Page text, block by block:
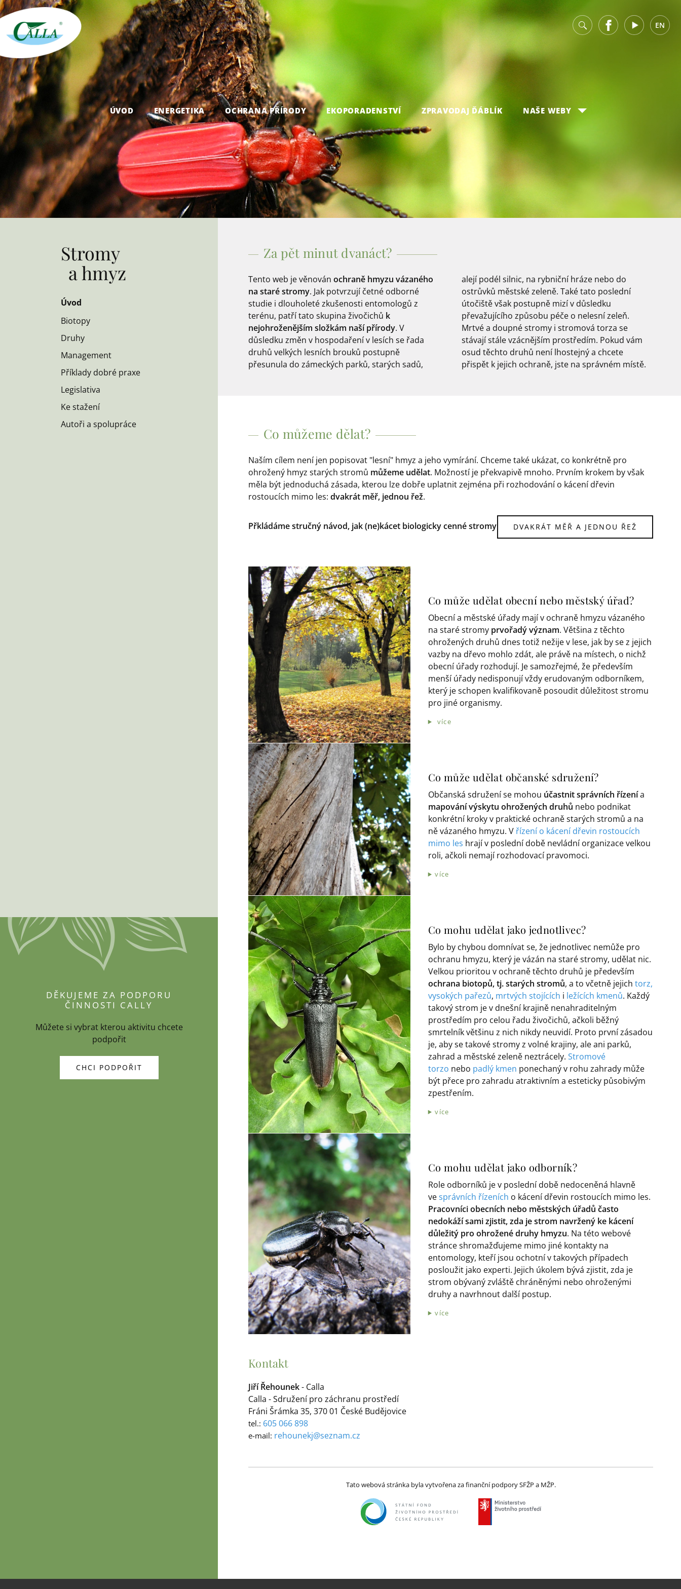
v FacebookYoutube EN
ÚVOD ENERGETIKA OCHRANA PŘÍRODY EKOPORADENSTVÍ ZPRAVODAJ ĎÁBLÍK NAŠE WEBY
Stromy
a hmyz
Úvod
Biotopy
Druhy
Management
Příklady dobré praxe
Legislativa
Ke stažení
Autoři a spolupráce
Za pět minut dvanáct?
Tento web je věnovánochraně hmyzu vázaného
na staré stromy. Jak potvrzují četné odborné
studie i dlouholeté zkušenosti entomologů z
terénu, patří tato skupina živočichů k
nejohroženějším složkám naší přírody. V
důsledku změn v hospodaření v lesích se řada
druhů velkých lesních brouků postupně
přesunula do zámeckých parků, starých sadů,
alejí podél silnic, na rybniční hráze nebo do
ostrůvků městské zeleně. Také tato poslední
útočiště však postupně mizí v důsledku
převažujícího způsobu péče o nelesní zeleň.
Mrtvé a doupné stromy i stromová torza se
stávají stále vzácnějším prostředím. Pokud vám
osud těchto druhů není lhostejný a chcete
přispět k jejich ochraně, jste na správném místě.
Co můžeme dělat?
Naším cílem není jen popisovat "lesní" hmyz a jeho vymírání. Chceme také ukázat, co konkrétně pro
ohrožený hmyz starých stromů můžeme udělat. Možností je překvapivě mnoho. Prvním krokem by však
měla být jednoduchá zásada, kterou lze dobře uplatnit zejména při rozhodování o kácení dřevin
rostoucích mimo les:dvakrát měř, jednou řež.
Přkládáme stručný návod, jak (ne)kácet biologicky cenné stromy DVAKRÁT MĚŘ A JEDNOU ŘEŽ
Co může udělat obecní nebo městský úřad?
Obecní a městské úřady mají v ochraně hmyzu vázaného
na staré stromy prvořadý význam. Většina z těchto
ohrožených druhů dnes totiž nežije v lese, jak by se z jejich
vazby na dřevo mohlo zdát, ale právě na místech, o nichž
obecní úřady rozhodují. Je samozřejmé, že především
menší úřady nedisponují vždy erudovaným odborníkem,
který je schopen kvalifikovaně posoudit důležitost stromu
pro jiné organismy.
více
Co může udělat občanské sdružení?
Občanská sdružení se mohou účastnit správních řízenía
mapování výskytu ohrožených druhů nebo podnikat
konkrétní kroky v praktické ochraně starých stromů a na
ně vázaného hmyzu. V řízení o kácení dřevin rostoucích
mimo les hrají v poslední době nevládní organizace velkou
roli, ačkoli nemají rozhodovací pravomoci.
více
Co mohu udělat jako jednotlivec?
Bylo by chybou domnívat se, že jednotlivec nemůže pro
ochranu hmyzu, který je vázán na staré stromy, udělat nic.
Velkou prioritou v ochraně těchto druhů je především
ochrana biotopů, tj. starých stromů, a to včetně jejich torz,
vysokých pařezů, mrtvých stojících i ležících kmenů. Každý
takový strom je v dnešní krajině nenahraditelným
prostředím pro celou řadu živočichů, ačkoli běžný
smrtelník většinu z nich nikdy neuvidí. Proto první zásadou
je, aby se takové stromy z volné krajiny, ale ani parků,
zahrad a městské zeleně neztrácely. Stromové
torzo nebo padlý kmen ponechaný v rohu zahrady může
být přece pro zahradu atraktivním a esteticky působivým
zpestřením.
více
Co mohu udělat jako odborník?
Role odborníků je v poslední době nedoceněná hlavně
vesprávních řízeních o kácení dřevin rostoucích mimo les.
Pracovníci obecních nebo městských úřadů často
nedokáží sami zjistit, zda je strom navržený ke kácení
důležitý pro ohrožené druhy hmyzu. Na této webové
stránce shromažďujeme mimo jiné kontakty na
entomology, kteří jsou ochotní v takových případech
posloužit jako experti. Jejich úkolem bývá zjistit, zda je
strom obývaný zvláště chráněnými nebo ohroženými
druhy a navrhnout další postup.
více
Kontakt
Jiří Řehounek- Calla
Calla - Sdružení pro záchranu prostředí
Fráni Šrámka 35, 370 01 České Budějovice
tel.: 605 066 898
e-mail: rehounekj@seznam.cz
Tato webová stránka byla vytvořena za finanční podpory SFŽP a MŽP.
DĚKUJEME ZA PODPORU
ČINNOSTI CALLY
Můžete si vybrat kterou aktivitu chcete
podpořit
CHCI PODPOŘIT